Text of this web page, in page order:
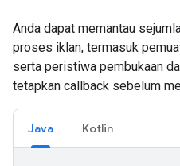
Anda dapat memantau
proses iklan, termasuk
serta peristiwa pembukaan
tetapkan callback sebelum
Java Kotlin